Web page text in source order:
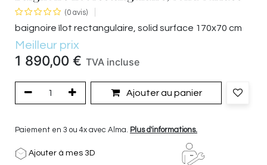
(0 avis)
baignoire îlot rectangulaire, solid surface 170x70 cm
Meilleur prix
1 890,00 € TVA incluse
Ajouter au panier
Paiement en 3 ou 4x avec Alma. Plus d'informations.
Ajouter à mes 3D